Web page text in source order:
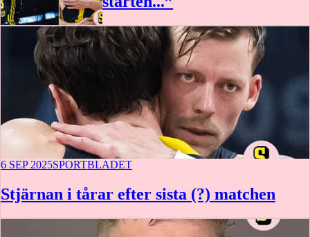
6 SEP 2025SPORTBLADET
Stjärnan i tårar efter sista (?) matchen